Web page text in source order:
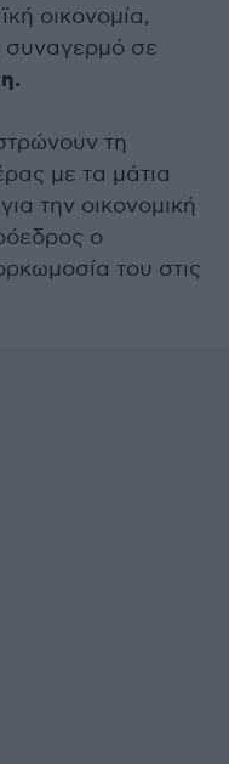
οικονομία,
συναγερμό σε
τη
με τα μάτια
την οικονομική
ο
του στις